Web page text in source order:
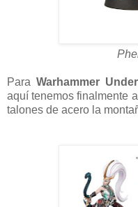
Para Warhammer
aquí tenemos finalmente
talones de acero la